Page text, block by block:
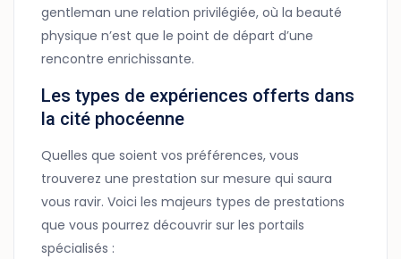
gentleman une relation privilégiée, où la beauté
physique n’est que le point de départ d’une
rencontre enrichissante.
Les types de expériences offerts dans
la cité phocéenne
Quelles que soient vos préférences, vous
trouverez une prestation sur mesure qui saura
vous ravir. Voici les majeurs types de prestations
que vous pourrez découvrir sur les portails
spécialisés :